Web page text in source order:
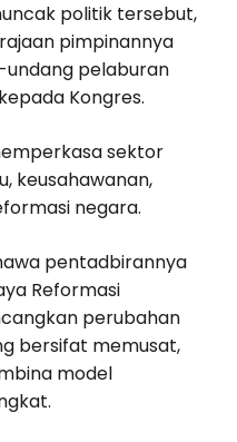
politik tersebut,
pimpinannya
pelaburan
Kongres.
sektor
keusahawanan,
negara.
pentadbirannya
Reformasi
perubahan
bersifat memusat,
model